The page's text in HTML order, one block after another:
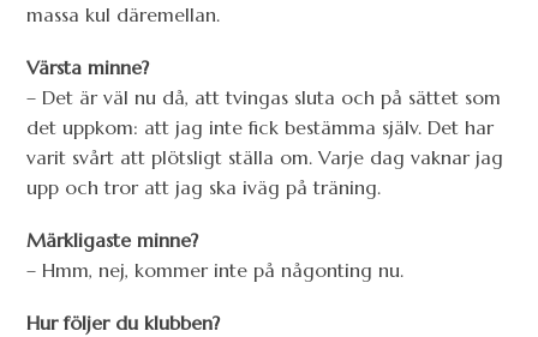
massa kul däremellan.
Värsta minne?
– Det är väl nu då, att tvingas sluta och på sättet som
det uppkom: att jag inte fick bestämma själv. Det har
varit svårt att plötsligt ställa om. Varje dag vaknar jag
upp och tror att jag ska iväg på träning.
Märkligaste minne?
– Hmm, nej, kommer inte på någonting nu.
Hur följer du klubben?